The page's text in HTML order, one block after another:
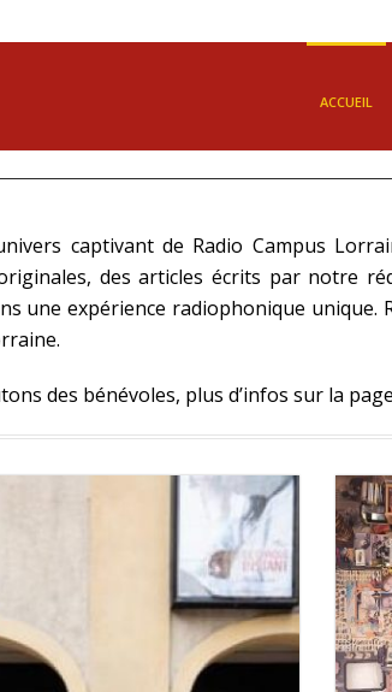
ACCUEIL
captivant de Radio Campus
des articles écrits par notre
une expérience radiophonique
des bénévoles, plus d’infos sur la page